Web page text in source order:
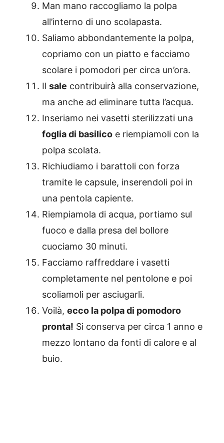
Man mano raccogliamo la polpa
all’interno di uno scolapasta.
Saliamo abbondantemente la polpa,
copriamo con un piatto e facciamo
scolare i pomodori per circa un’ora.
Il sale contribuirà alla conservazione,
ma anche ad eliminare tutta l’acqua.
Inseriamo nei vasetti sterilizzati una
foglia di basilico e riempiamoli con la
polpa scolata.
Richiudiamo i barattoli con forza
tramite le capsule, inserendoli poi in
una pentola capiente.
Riempiamola di acqua, portiamo sul
fuoco e dalla presa del bollore
cuociamo 30 minuti.
Facciamo raffreddare i vasetti
completamente nel pentolone e poi
scoliamoli per asciugarli.
Voilà, ecco la polpa di pomodoro
pronta! Si conserva per circa 1 anno e
mezzo lontano da fonti di calore e al
buio.